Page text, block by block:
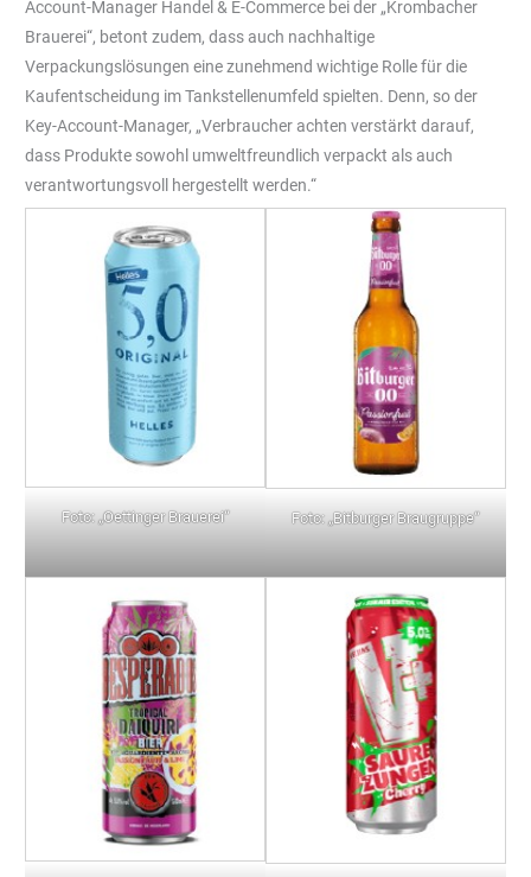
Account-Manager Handel & E-Commerce bei der „Krombacher
Brauerei“, betont zudem, dass auch nachhaltige
Verpackungslösungen eine zunehmend wichtige Rolle für die
Kaufentscheidung im Tankstellenumfeld spielten. Denn, so der
Key-Account-Manager, „Verbraucher achten verstärkt darauf,
dass Produkte sowohl umweltfreundlich verpackt als auch
verantwortungsvoll hergestellt werden.“
Foto: „Oettinger Brauerei“ Foto: „Bitburger Braugruppe“